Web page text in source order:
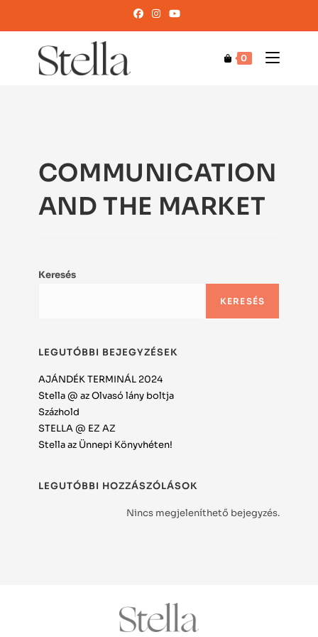
0
COMMUNICATION
AND THE MARKET
Keresés
KERESÉS
LEGUTÓBBI BEJEGYZÉSEK
AJÁNDÉK TERMINÁL 2024
Stella @ az Olvasó lány boltja
Százhold
STELLA @ EZ AZ
Stella az Ünnepi Könyvhéten!
LEGUTÓBBI HOZZÁSZÓLÁSOK
Nincs megjeleníthető bejegyzés.